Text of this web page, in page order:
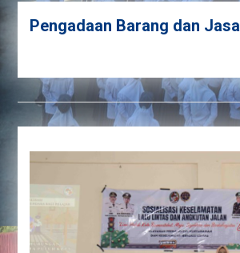
Pengadaan Barang dan Jasa